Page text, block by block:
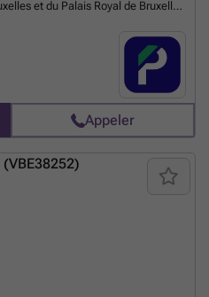
et du Palais Royal de Bruxelles
une place de parking, n'hésitez
réserver directement votre
%20brussels/avenue-des-arts-
Appeler